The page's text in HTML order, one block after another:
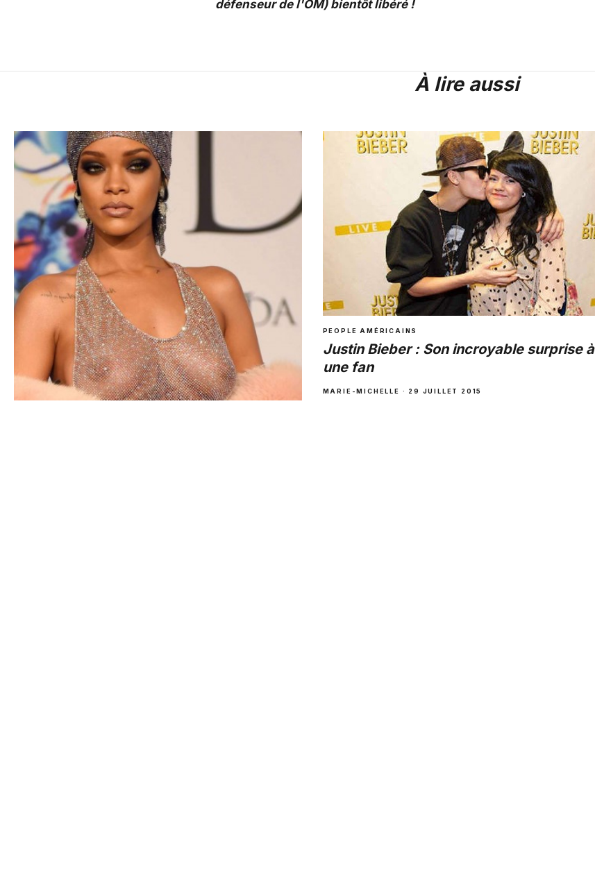
défenseur de l'OM) bientôt libéré !
À lire aussi
PEOPLE AMÉRICAINS
Justin Bieber : Son incroyable surprise à
une fan
MARIE-MICHELLE · 29 JUILLET 2015